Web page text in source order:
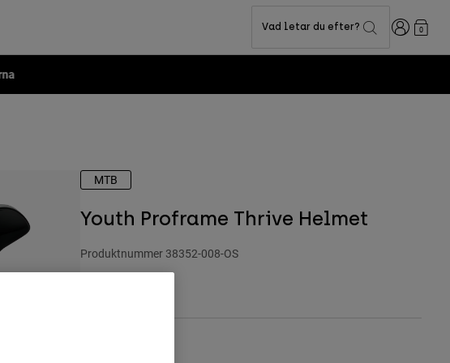
Vad letar du efter? Login0
MTB
Youth Proframe Thrive Helmet
Produktnummer 38352-008-OS